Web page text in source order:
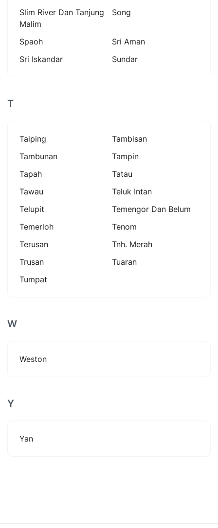
Slim River Dan Tanjung
Malim
Song
Spaoh
Sri Aman
Sri Iskandar
Sundar
T
Taiping
Tambisan
Tambunan
Tampin
Tapah
Tatau
Tawau
Teluk Intan
Telupit
Temengor Dan Belum
Temerloh
Tenom
Terusan
Tnh. Merah
Trusan
Tuaran
Tumpat
W
Weston
Y
Yan